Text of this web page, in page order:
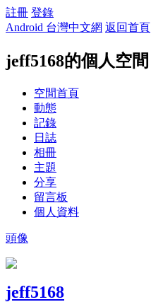
註冊 登錄
Android 台灣中文網 返回首頁
jeff5168的個人空間
空間首頁
動態
記錄
日誌
相冊
主題
分享
留言板
個人資料
頭像
jeff5168